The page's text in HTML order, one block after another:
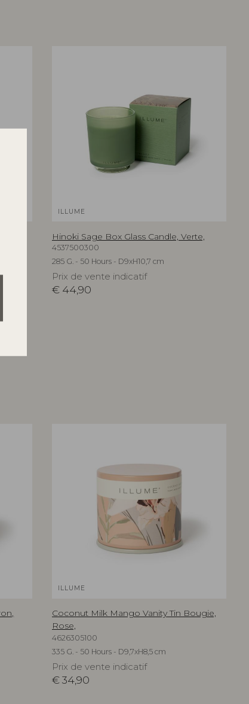
ILLUME
Hinoki Sage Box Glass Candle, Verte,
4537500300
285 G. - 50 Hours - D9xH10,7 cm
Prix de vente indicatif
€ 44,90
ILLUME
Coconut Milk Mango Vanity Tin Bougie,
Rose,
4626305100
335 G. - 50 Hours - D9,7xH8,5 cm
Prix de vente indicatif
€ 34,90